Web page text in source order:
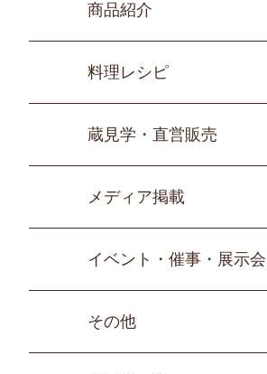
商品紹介
料理レシピ
蔵見学・直営販売
メディア掲載
イベント・催事・展示会
その他